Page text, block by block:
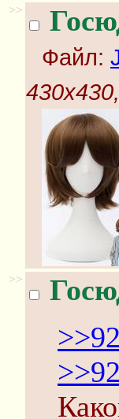
>>
Файл:
>>